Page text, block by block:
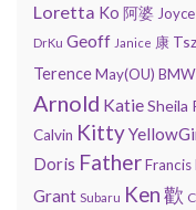
Loretta Ko 阿婆 Joyce
DrKu Geoff Janice 康
TerenceMay(OU) BMW
Arnold KatieSheila
Calvin Kitty
Doris FatherFrancis
Grant Subaru Ken歡